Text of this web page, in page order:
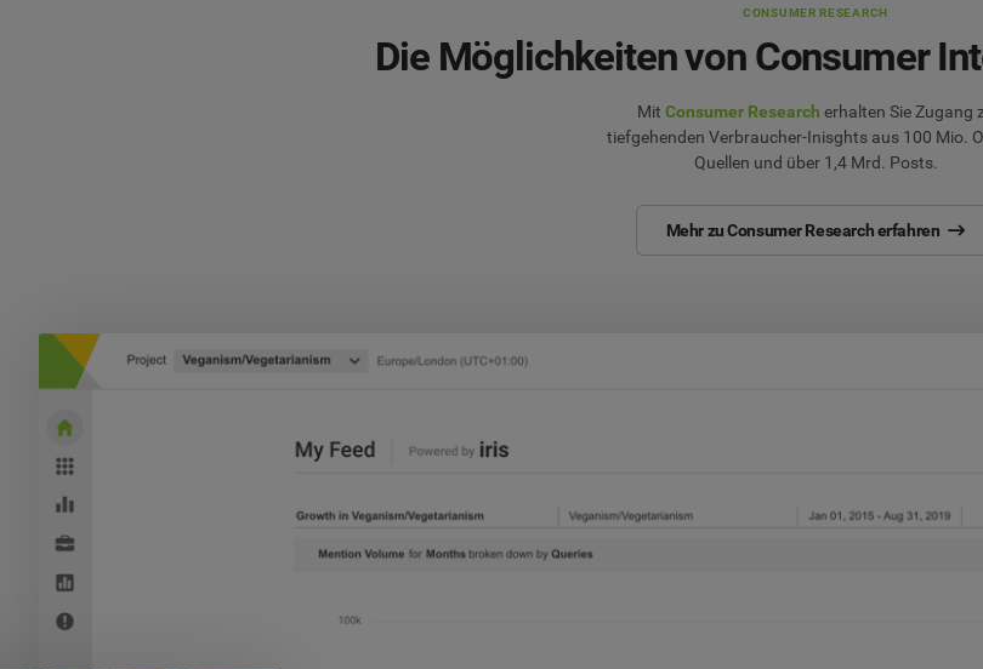
CONSUMER RESEARCH
Die Möglichkeiten von Consumer
Mit Consumer Research erhalten Sie Zugang
tiefgehenden Verbraucher-Inisghts aus 100 Mio.
Quellen und über 1,4 Mrd. Posts.
Mehr zu Consumer Research erfahren